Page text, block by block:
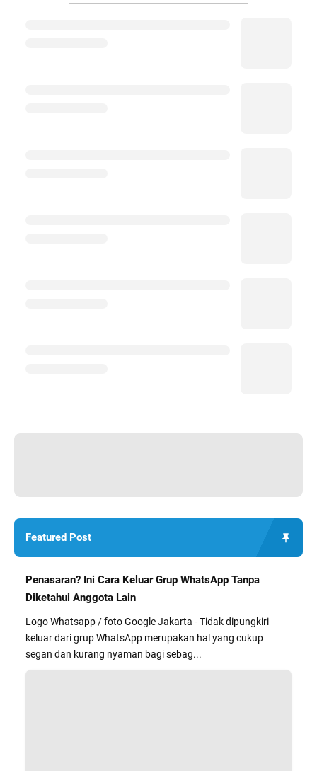
Featured Post
Penasaran? Ini Cara Keluar Grup WhatsApp Tanpa
Diketahui Anggota Lain
Logo Whatsapp / foto Google Jakarta - Tidak dipungkiri
keluar dari grup WhatsApp merupakan hal yang cukup
segan dan kurang nyaman bagi sebag...